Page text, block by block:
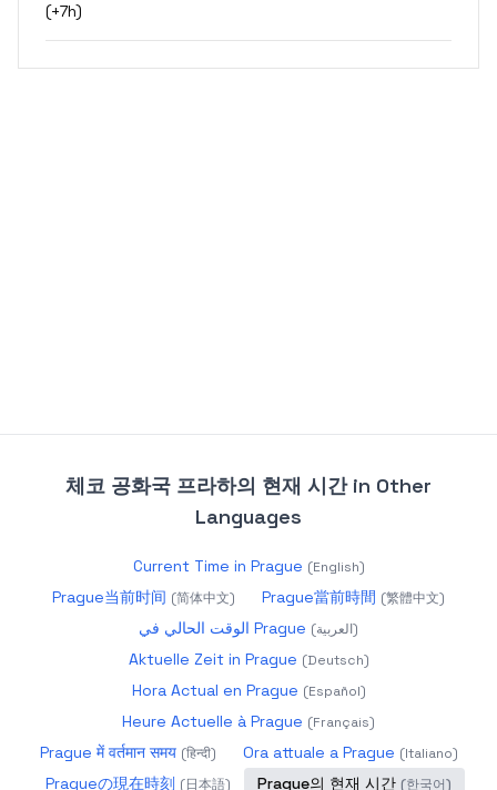
(+7h)
체코 공화국 프라하의 현재 시간in Other
Languages
Current Time in Prague (English)
Prague当前时间 (简体中文) Prague當前時間 (繁體中文)
الوقت الحالي في Prague (العربية)
Aktuelle Zeit in Prague (Deutsch)
Hora Actual en Prague (Español)
Heure Actuelle à Prague (Français)
Prague में वर्तमान समय (हिन्दी) Ora attuale a Prague (Italiano)
Pragueの現在時刻 (日本語) Prague의 현재 시간 (한국어)